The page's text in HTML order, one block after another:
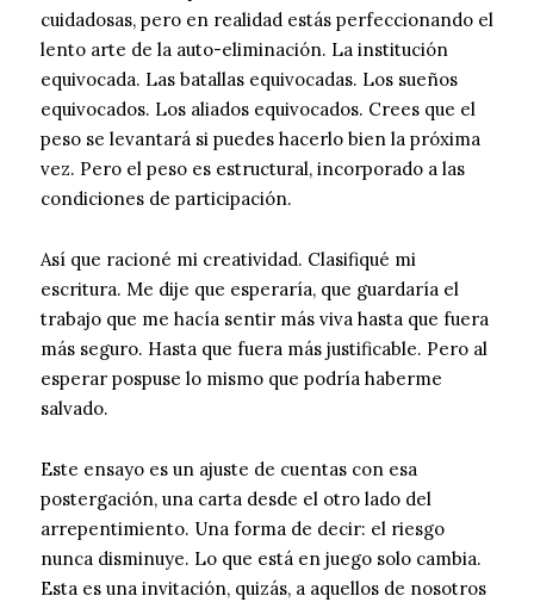
cuidadosas, pero en realidad estás perfeccionando el
lento arte de la auto-eliminación. La institución
equivocada. Las batallas equivocadas. Los sueños
equivocados. Los aliados equivocados. Crees que el
peso se levantará si puedes hacerlo bien la próxima
vez. Pero el peso es estructural, incorporado a las
condiciones de participación.
Así que racioné mi creatividad. Clasifiqué mi
escritura. Me dije que esperaría, que guardaría el
trabajo que me hacía sentir más viva hasta que fuera
más seguro. Hasta que fuera más justificable. Pero al
esperar pospuse lo mismo que podría haberme
salvado.
Este ensayo es un ajuste de cuentas con esa
postergación, una carta desde el otro lado del
arrepentimiento. Una forma de decir: el riesgo
nunca disminuye. Lo que está en juego solo cambia.
Esta es una invitación, quizás, a aquellos de nosotros